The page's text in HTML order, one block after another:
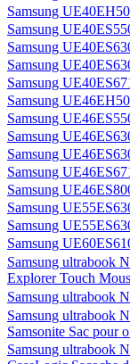
Samsung
Samsung
Samsung
Samsung
Samsung
Samsung
Samsung
Samsung
Samsung
Samsung
Samsung
Samsung
Samsung
Samsung
Samsung ultrabook
Explorer Touch
Samsung ultrabook
Samsung ultrabook
Samsonite Sac pour
Samsung ultrabook